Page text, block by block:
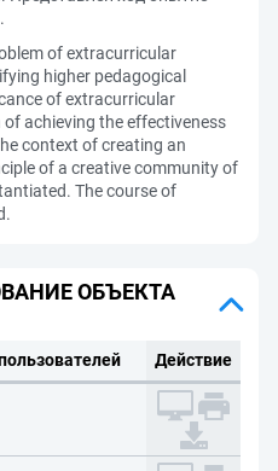
of extracurricular
higher pedagogical
of extracurricular
achieving the effectiveness
context of creating an
of a creative community of
The course of
ОБЪЕКТА
Действие